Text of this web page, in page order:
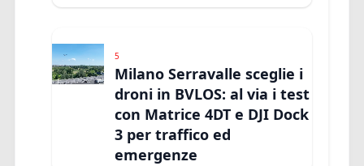
5
Milano Serravalle sceglie i
droni in BVLOS: al via i test
con Matrice 4DT e DJI Dock
3 per traffico ed
emergenze